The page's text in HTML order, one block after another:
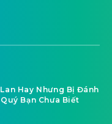
Hay Nhưng Bị Đánh
Bạn Chưa Biết